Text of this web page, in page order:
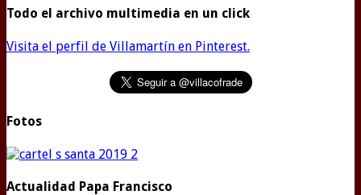
Todo el archivo multimedia en un click
Visita el perfil de Villamartín en Pinterest.
Fotos
Actualidad Papa Francisco